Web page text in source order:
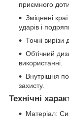
приємного
Зміцнені
ударів і
Точні вирізи
Обтічний
використанні.
Внутрішня
захисту.
Технічні
Матеріал: